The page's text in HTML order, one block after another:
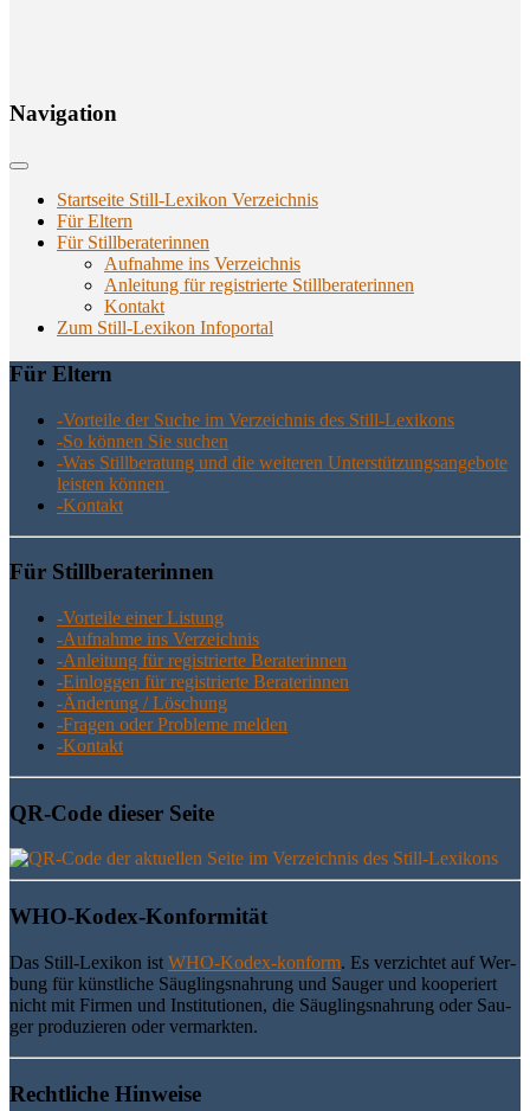
Navi­ga­ti­on
Startseite Still-Lexikon Verzeichnis
Für Eltern
Für Stillberaterinnen
Aufnahme ins Verzeichnis
Anlei­tung für regis­trier­te Stillberaterinnen
Kon­takt
Zum Still-Lexikon Infoportal
Für Eltern
-Vor­tei­le der Suche im Ver­zeich­nis des Still-Lexikons
-So kön­nen Sie suchen
-Was Still­be­ra­tung und die wei­te­ren Unter­stüt­zungs­an­ge­bo­te
leis­ten können
-Kon­takt
Für Still­be­ra­te­rin­nen
-Vor­tei­le einer Listung
-Auf­nah­me ins Verzeichnis
-Anlei­tung für regis­trier­te Beraterinnen
-Ein­log­gen für regis­trier­te Beraterinnen
-Ände­rung / Löschung
-Fra­gen oder Pro­ble­me melden
-Kon­takt
QR-Code die­ser Seite
WHO-Kodex-Kon­for­mi­tät
Das Still-Lexi­kon ist WHO-Kodex-kon­form. Es ver­zich­tet auf Wer­
bung für künst­li­che Säug­lings­nah­rung und Sau­ger und koope­riert
nicht mit Fir­men und Insti­tu­tio­nen, die Säug­lings­nah­rung oder Sau­
ger pro­du­zie­ren oder vermarkten.
Recht­li­che Hinweise